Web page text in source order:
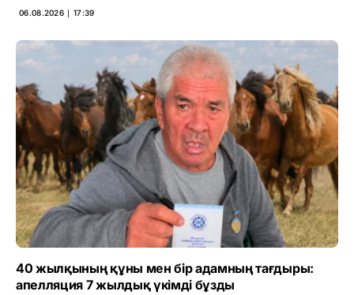
06.08.2026 ∣ 17:39
40 жылқының құны мен бір адамның тағдыры:
апелляция 7 жылдық үкімді бұзды